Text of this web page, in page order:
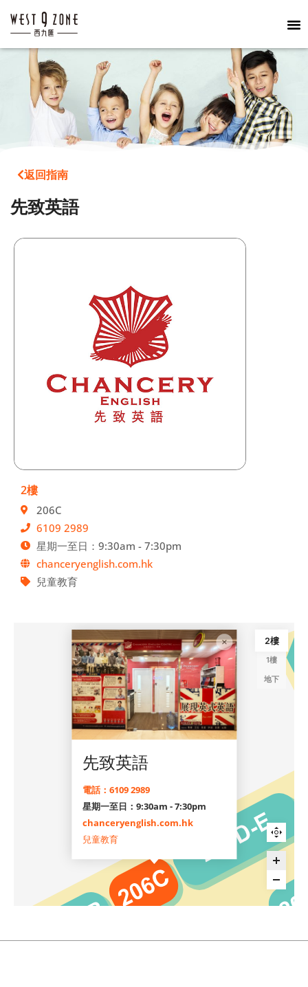
返回指南
先致英語
2樓
206C
6109 2989
星期一至日：9:30am - 7:30pm
chanceryenglish.com.hk
兒童教育
先致英語
電話：6109 2989
星期一至日：9:30am - 7:30pm
chanceryenglish.com.hk
兒童教育
2樓
1樓
地下